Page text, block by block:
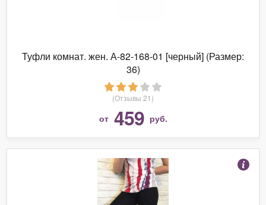
Туфли комнат. жен. А-82-168-01 [черный] (Размер:
36)
(Отзывы 21)
от 459 руб.